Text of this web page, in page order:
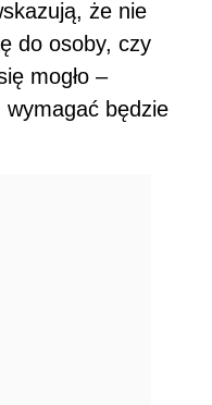
że nie
do osoby, czy
mogło –
będzie